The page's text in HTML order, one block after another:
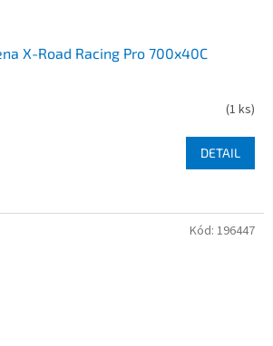
X-Road Racing Pro 700x40C
(1 ks)
DETAIL
Kód: 196447